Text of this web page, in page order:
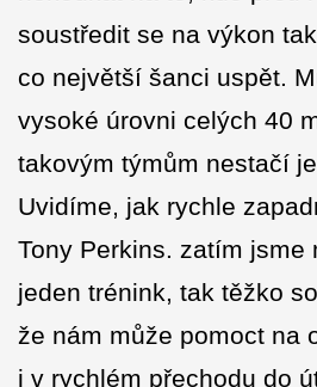
soustředit se na výkon
co největší šanci uspět.
vysoké úrovni celých 40
takovým týmům nestačí
Uvidíme, jak rychle
Tony Perkins. zatím jsme
jeden trénink, tak těžko
že nám může pomoct na
i v rychlém přechodu do